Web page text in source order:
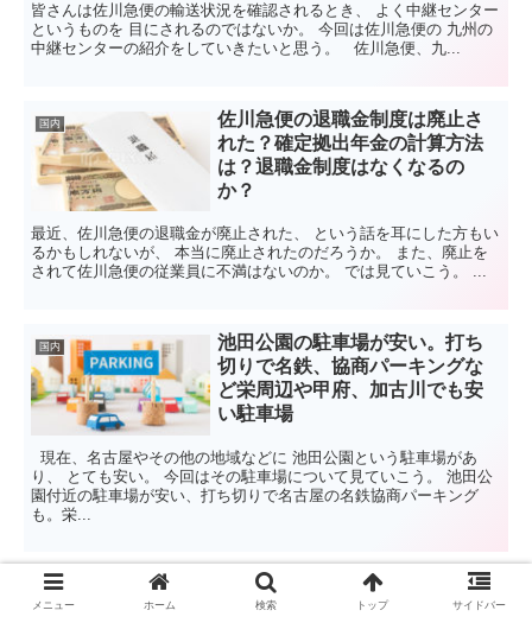
皆さんは佐川急便の輸送状況を確認されるとき、 よく中継センター
というものを 目にされるのではないか。 今回は佐川急便の 九州の
中継センターの紹介をしていきたいと思う。 佐川急便、九...
国内
佐川急便の退職金制度は廃止さ
れた？確定拠出年金の計算方法
は？退職金制度はなくなるの
か？
最近、佐川急便の退職金が廃止された、 という話を耳にした方もい
るかもしれないが、 本当に廃止されたのだろうか。 また、廃止を
されて佐川急便の従業員に不満はないのか。 では見ていこう。 ...
国内
池田公園の駐車場が安い。打ち
切りで名鉄、協商パーキングな
ど栄周辺や甲府、加古川でも安
い駐車場
現在、名古屋やその他の地域などに 池田公園という駐車場があ
り、 とても安い。 今回はその駐車場について見ていこう。 池田公
園付近の駐車場が安い、打ち切りで名古屋の名鉄協商パーキング
も。栄...
スポンサーリンク
メニュー ホーム 検索 トップ サイドバー